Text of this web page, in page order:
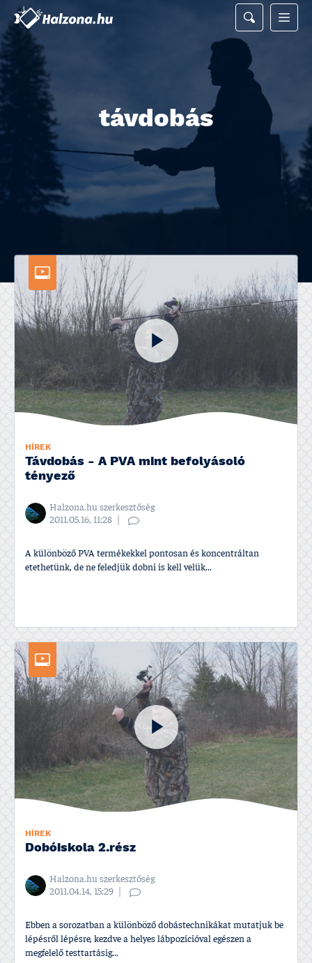
távdobás
HÍREK
Távdobás - A PVA mint befolyásoló
tényező
Halzona.hu szerkesztőség
2011.05.16, 11:28
A különböző PVA termékekkel pontosan és koncentráltan
etethetünk, de ne feledjük dobni is kell velük...
HÍREK
Dobóiskola 2.rész
Halzona.hu szerkesztőség
2011.04.14, 15:29
Ebben a sorozatban a különböző dobástechnikákat mutatjuk be
lépésről lépésre, kezdve a helyes lábpozí­cióval egészen a
megfelelő testtartásig...